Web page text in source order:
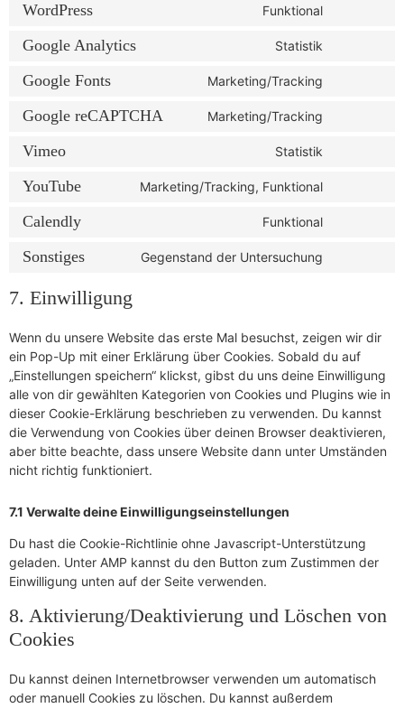
WordPress Funktional
Google Analytics Statistik
Google Fonts Marketing/Tracking
Google reCAPTCHA Marketing/Tracking
Vimeo Statistik
YouTube Marketing/Tracking, Funktional
Calendly Funktional
Sonstiges Gegenstand der Untersuchung
7. Einwilligung
Wenn du unsere Website das erste Mal besuchst, zeigen wir dir
ein Pop-Up mit einer Erklärung über Cookies. Sobald du auf
„Einstellungen speichern“ klickst, gibst du uns deine Einwilligung
alle von dir gewählten Kategorien von Cookies und Plugins wie in
dieser Cookie-Erklärung beschrieben zu verwenden. Du kannst
die Verwendung von Cookies über deinen Browser deaktivieren,
aber bitte beachte, dass unsere Website dann unter Umständen
nicht richtig funktioniert.
7.1 Verwalte deine Einwilligungseinstellungen
Du hast die Cookie-Richtlinie ohne Javascript-Unterstützung
geladen. Unter AMP kannst du den Button zum Zustimmen der
Einwilligung unten auf der Seite verwenden.
8. Aktivierung/Deaktivierung und Löschen von
Cookies
Du kannst deinen Internetbrowser verwenden um automatisch
oder manuell Cookies zu löschen. Du kannst außerdem